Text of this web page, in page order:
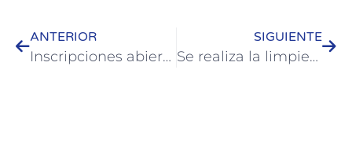
ANTERIOR
Inscripciones abiertas a los talleres de impresión 3D
SIGUIENTE
Se realiza la limpieza de terrenos baldíos de Colón